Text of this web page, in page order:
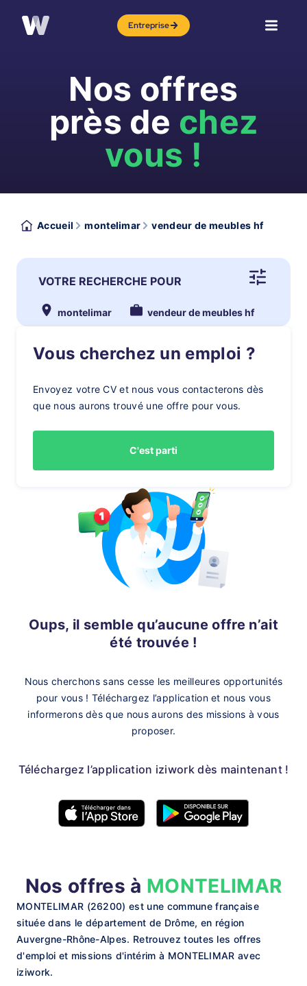
Entreprise
Nos offres
près de chez
vous !
Accueil montelimar vendeur de meubles hf
VOTRE RECHERCHE POUR
montelimar vendeur de meubles hf
Vous cherchez un emploi ?
Envoyez votre CV et nous vous contacterons dès
que nous aurons trouvé une offre pour vous.
C'est parti
Oups, il semble qu’aucune offre n’ait
été trouvée !
Nous cherchons sans cesse les meilleures opportunités
pour vous ! Téléchargez l’application et nous vous
informerons dès que nous aurons des missions à vous
proposer.
Téléchargez l’application iziwork dès maintenant !
Nos offres à MONTELIMAR
MONTELIMAR (26200) est une commune française
située dans le département de Drôme, en région
Auvergne-Rhône-Alpes. Retrouvez toutes les offres
d'emploi et missions d'intérim à MONTELIMAR avec
iziwork.